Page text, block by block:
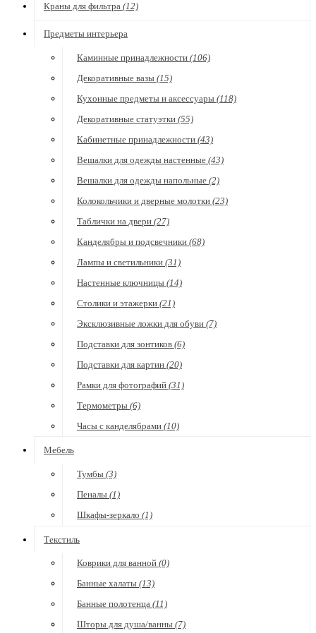
Краны для фильтра (12)
Предметы интерьера
Каминные принадлежности (106)
Декоративные вазы (15)
Кухонные предметы и аксессуары (118)
Декоративные статуэтки (55)
Кабинетные принадлежности (43)
Вешалки для одежды настенные (43)
Вешалки для одежды напольные (2)
Колокольчики и дверные молотки (23)
Таблички на двери (27)
Канделябры и подсвечники (68)
Лампы и светильники (31)
Настенные ключницы (14)
Столики и этажерки (21)
Эксклюзивные ложки для обуви (7)
Подставки для зонтиков (6)
Подставки для картин (20)
Рамки для фотографий (31)
Термометры (6)
Часы с канделябрами (10)
Мебель
Тумбы (3)
Пеналы (1)
Шкафы-зеркало (1)
Текстиль
Коврики для ванной (0)
Банные халаты (13)
Банные полотенца (11)
Шторы для душа/ванны (7)